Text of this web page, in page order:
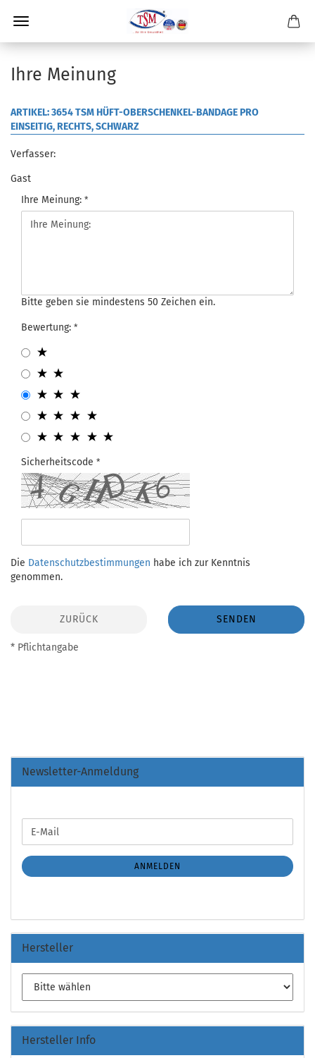
Ihre Meinung
ARTIKEL: 3654 TSM HÜFT-OBERSCHENKEL-BANDAGE PRO
EINSEITIG, RECHTS, SCHWARZ
Verfasser:
Gast
Ihre Meinung:
Bitte geben sie mindestens 50 Zeichen ein.
Bewertung:
Sicherheitscode
Die Datenschutzbestimmungen habe ich zur Kenntnis
genommen.
ZURÜCK SENDEN
* Pflichtangabe
Newsletter-Anmeldung
ZUR
ANMELDUNG
E-
Mail
ANMELDEN
Hersteller
Hersteller Info